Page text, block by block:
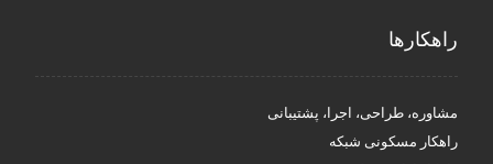
راهکار‌ها
مشاوره، طراحی، اجرا، پشتیبانی
راهکار مسکونی شبکه